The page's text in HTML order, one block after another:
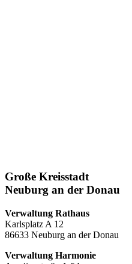
Große Kreisstadt
Neuburg an der Donau
Verwaltung Rathaus
Karlsplatz A 12
86633 Neuburg an der Donau
Verwaltung Harmonie